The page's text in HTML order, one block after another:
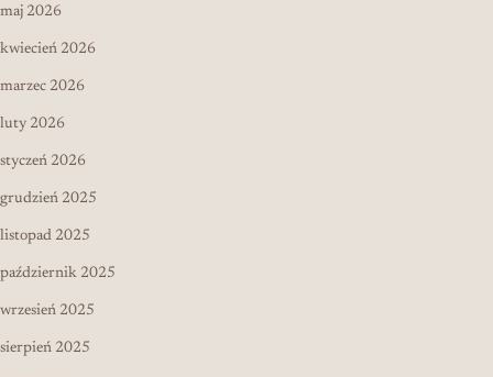
maj 2026
kwiecień 2026
marzec 2026
luty 2026
styczeń 2026
grudzień 2025
listopad 2025
październik 2025
wrzesień 2025
sierpień 2025